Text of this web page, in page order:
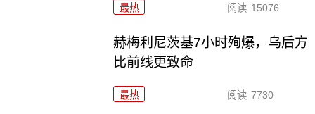
最热 阅读 15076
赫梅利尼茨基7小时殉爆，乌后方
比前线更致命
最热 阅读 7730